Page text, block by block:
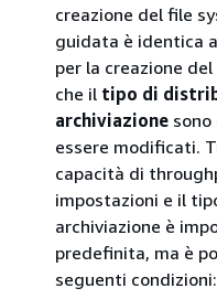
creazione del file
guidata è identica
per la creazione
che il tipo di
archiviazione
essere modificati.
capacità di
impostazioni e il
archiviazione è
predefinita, ma è
seguenti condizioni: